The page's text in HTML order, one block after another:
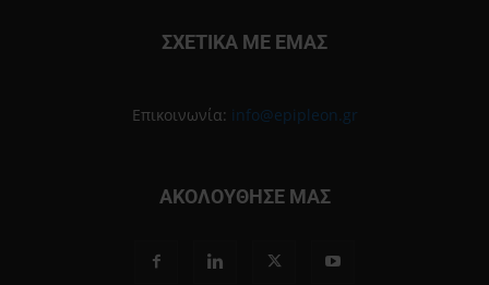
ΣΧΕΤΙΚΑ ΜΕ ΕΜΑΣ
Επικοινωνία: info@epipleon.gr
ΑΚΟΛΟΥΘΗΣΕ ΜΑΣ